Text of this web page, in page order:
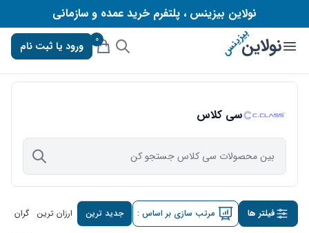
نولاین بیزینس ، پلتفرم خرید عمده و سازمانی
نولاینبیزینس 0 ورود یا ثبت نام
سی کلاس
فیلتر ها مرتب سازی بر اساس : جدید ترین ارزان ترین گران